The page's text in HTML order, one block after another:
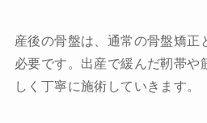
産後の骨盤は、通常の骨盤矯正
必要です。出産で緩んだ靭帯や
しく丁寧に施術していきます。